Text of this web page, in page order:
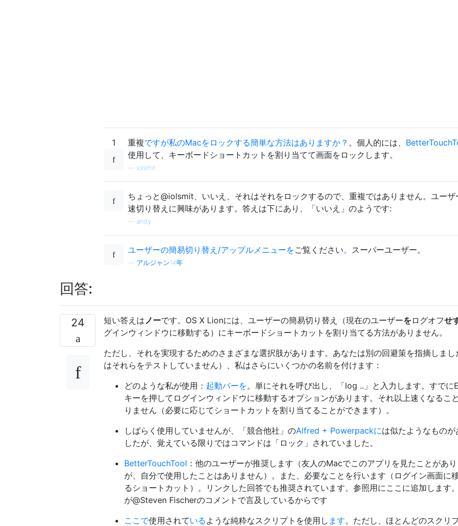
1 重複ですが私のMacをロックする簡単な方法はありますか？ 。個人的には、
使用して、キーボードショートカットを割り当てて画面をロックします。
iolsmit
ちょっと@iolsmit、いいえ、それはそれをロックするので、重複ではありません。ユーザ
速切り替えに興味があります。答えは下にあり、「いいえ」のようです:
andy
ユーザーの簡易切り替え/アップルメニューをご覧ください。 スーパーユーザー。
アルジャン14年
回答:
24 短い答えは ノーです。OS X Lionには、ユーザーの簡易切り替え（現在のユーザーをログオフせ
グインウィンドウに移動する）にキーボードショートカットを割り当てる方法がありません。
ただし、それを実現するためのさまざまな選択肢があります。あなたは別の回避策を指摘しまし
はそれらをテストしていません）、私はさらにいくつかの名前を付けます：
どのような私が使用： 起動バーを。単にそれを呼び出し、「log ..」と入力します。すでに
キーを押してログインウィンドウに移動するオプションがあります。それ以上速くなるこ
りません（必要に応じてショートカットを割り当てることができます）。
しばらく使用していませんが、「競合他社」のAlfred + Powerpackには似たようなものが
したが、覚えている限りではコマンドは「ロック」されていました。
BetterTouchTool ：他のユーザーが推奨します（友人のMacでこのアプリを見たことがあ
が、自分で使用したことはありません）。また、必要なことを行います（ログイン画面に
るショートカット）。リンクした回答でも推奨されています。参照用にここに追加します
が@Steven Fischerのコメントで言及しているからです
ここで使用されている ような純粋なスクリプトを使用し ます。ただし、ほとんどのスクリ